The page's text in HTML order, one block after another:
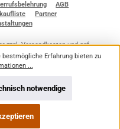
AGB
Partner
zzgl.Versandkostenund ggf.
anders angegeben.
Theme by
Erfahrung bieten zu
...
notwendige